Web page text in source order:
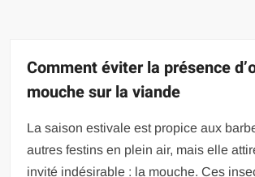
Comment éviter la présence
mouche sur la viande
La saison estivale est propice aux
autres festins en plein air, mais elle
invité indésirable : la mouche. Ces